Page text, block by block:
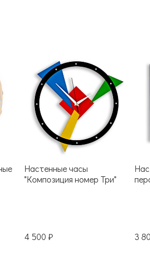
Настенные часы
"Композиция номер Три"
4 500 ₽ 3